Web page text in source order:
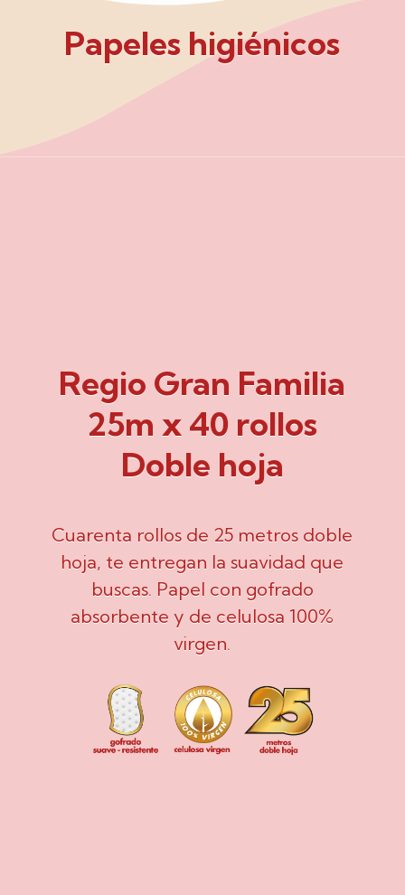
Papeles higiénicos
Regio Gran Familia
25m x 40 rollos
Doble hoja
Cuarenta rollos de 25 metros doble
hoja, te entregan la suavidad que
buscas. Papel con gofrado
absorbente y de celulosa 100%
virgen.